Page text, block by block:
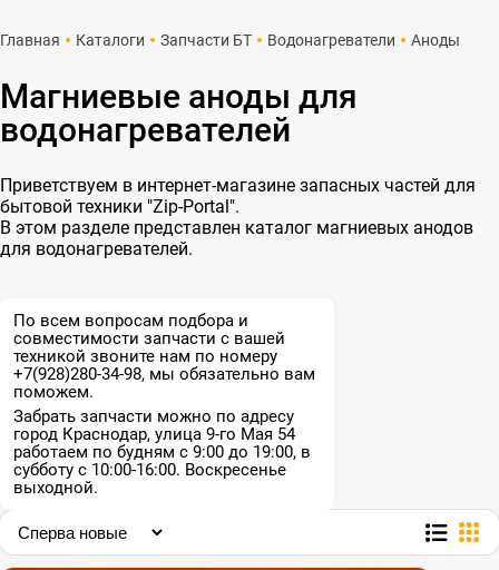
Главная Каталоги Запчасти БТ Водонагреватели Аноды
Магниевые аноды для
водонагревателей
Приветствуем в интернет-магазине запасных частей для
бытовой техники "Zip-Portal".
В этом разделе представлен каталог магниевых анодов
для водонагревателей.
По всем вопросам подбора и
совместимости запчасти с вашей
техникой звоните нам по номеру
+7(928)280-34-98, мы обязательно вам
поможем.
Забрать запчасти можно по адресу
город Краснодар, улица 9-го Мая 54
работаем по будням с 9:00 до 19:00, в
субботу с 10:00-16:00. Воскресенье
выходной.